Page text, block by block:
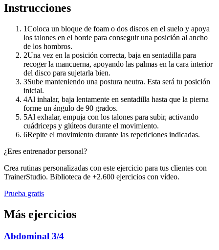
Instrucciones
1Coloca un bloque de foam o dos discos en el suelo y apoya
los talones en el borde para conseguir una posición al ancho
de los hombros.
2Una vez en la posición correcta, baja en sentadilla para
recoger la mancuerna, apoyando las palmas en la cara interior
del disco para sujetarla bien.
3Sube manteniendo una postura neutra. Esta será tu posición
inicial.
4Al inhalar, baja lentamente en sentadilla hasta que la pierna
forme un ángulo de 90 grados.
5Al exhalar, empuja con los talones para subir, activando
cuádriceps y glúteos durante el movimiento.
6Repite el movimiento durante las repeticiones indicadas.
¿Eres entrenador personal?
Crea rutinas personalizadas con este ejercicio para tus clientes con
TrainerStudio. Biblioteca de +2.600 ejercicios con vídeo.
Prueba gratis
Más ejercicios
Abdominal 3/4